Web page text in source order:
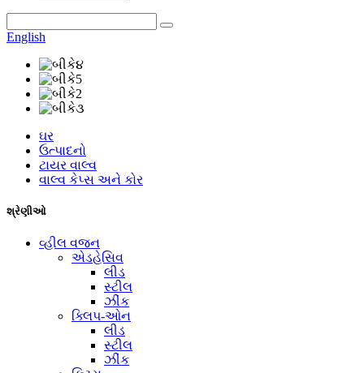
English
ઘર
ઉત્પાદનો
ટાયર વાલ્વ
વાલ્વ કેપ્સ અને કોર
શ્રેણીઓ
વ્હીલ વજન
એડહેસિવ
લીડ
સ્ટીલ
ઝીંક
ક્લિપ-ઓન
લીડ
સ્ટીલ
ઝીંક